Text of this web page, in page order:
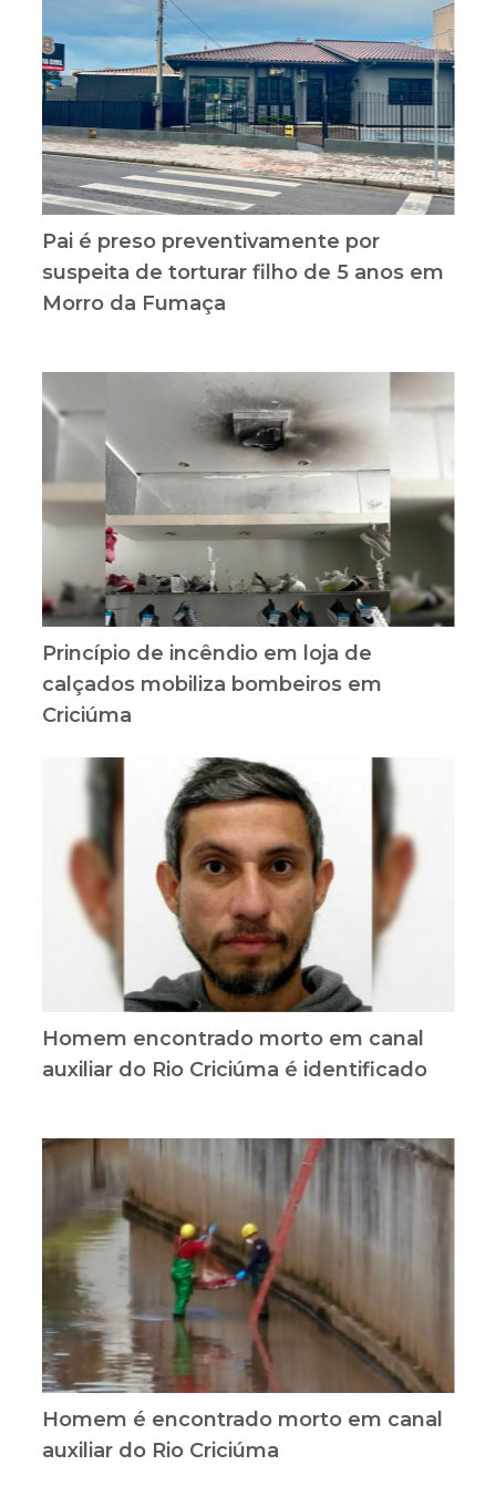
Pai é preso preventivamente por
suspeita de torturar filho de 5 anos em
Morro da Fumaça
Princípio de incêndio em loja de
calçados mobiliza bombeiros em
Criciúma
Homem encontrado morto em canal
auxiliar do Rio Criciúma é identificado
Homem é encontrado morto em canal
auxiliar do Rio Criciúma